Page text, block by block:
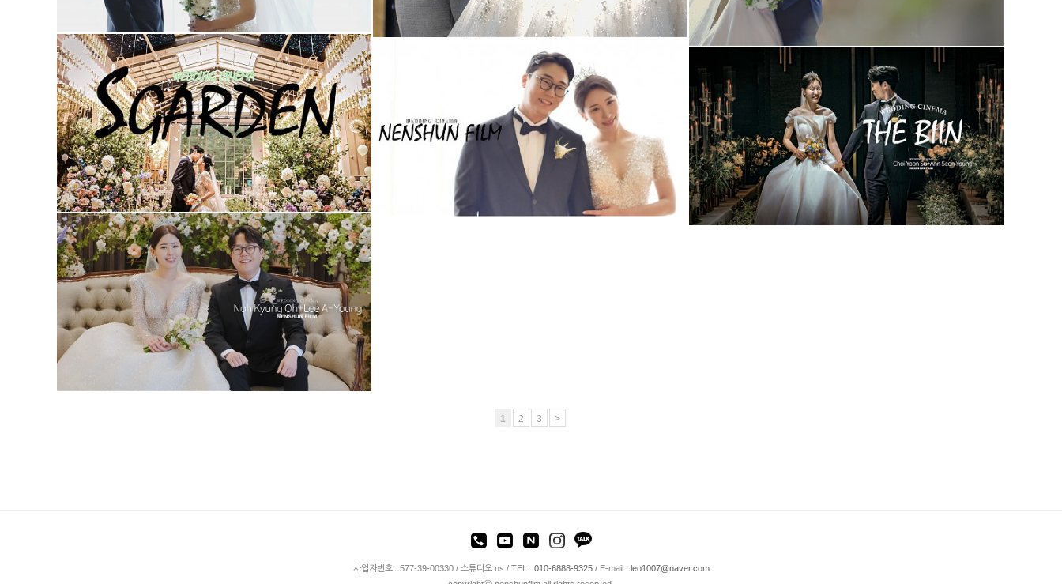
청주 S가든웨딩홀(대표촬영) 청주 더빈웨딩컨벤션 가드니아홀(대표촬영)
청주 더빈웨딩컨벤션 가드니아 (대표촬영)
더빈 웨딩컨벤션 그랜드볼륨 (대표촬영)
1 2 3 >
사업자번호 : 577-39-00330 / 스튜디오 ns / TEL : 010-6888-9325/ E-mail : leo1007@naver.com